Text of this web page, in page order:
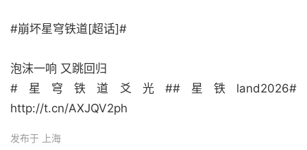
#崩坏星穹铁道[超话]#
泡沫一响 又跳回归
#星穹铁道爻光##星铁land2026#
http://t.cn/AXJQV2ph ​
发布于 上海